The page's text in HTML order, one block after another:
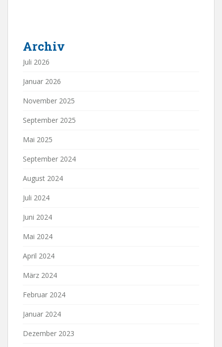
Archiv
Juli 2026
Januar 2026
November 2025
September 2025
Mai 2025
September 2024
August 2024
Juli 2024
Juni 2024
Mai 2024
April 2024
März 2024
Februar 2024
Januar 2024
Dezember 2023